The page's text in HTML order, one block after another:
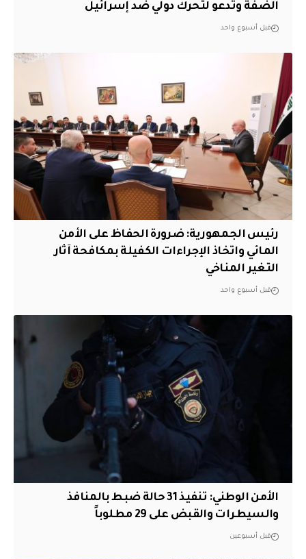
الضفة وتدعو لتحرك دولي ضد إسرائيل
قبل أسبوع واحد
رئيس الجمهورية: ضرورة الحفاظ على الأمن
المائي واتخاذ الإجراءات الكفيلة بمكافحة آثار
التغير المناخي
قبل أسبوع واحد
الأمن الوطني: تنفيذ 31 حالة ضبط بالمنافذ
والسيطرات والقبض على 29 مطلوباً
قبل أسبوعين